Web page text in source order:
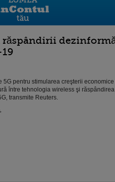
răspândirii
pentru stimularea creşterii
între tehnologia wireless şi
transmite Reuters.